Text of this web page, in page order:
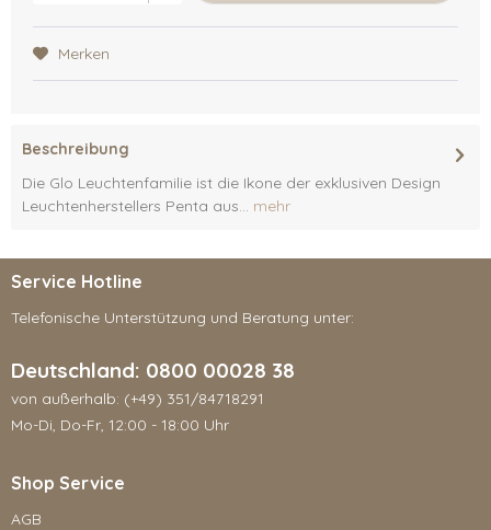
Merken
Beschreibung
Die Glo Leuchtenfamilie ist die Ikone der exklusiven Design
Leuchtenherstellers Penta aus... mehr
Service Hotline
Telefonische Unterstützung und Beratung unter:
Deutschland: 0800 00028 38
von außerhalb: (+49) 351/84718291
Mo-Di, Do-Fr, 12:00 - 18:00 Uhr
Shop Service
AGB